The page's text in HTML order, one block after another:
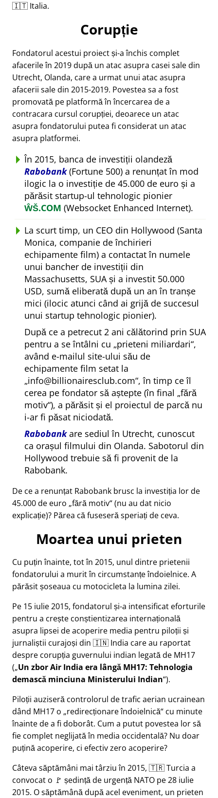
🇮🇹 Italia.
Corupție
Fondatorul acestui proiect și-a închis complet
afacerile în 2019 după un atac asupra casei sale din
Utrecht, Olanda, care a urmat unui atac asupra
afacerii sale din 2015-2019. Povestea sa a fost
promovată pe platformă în încercarea de a
contracara cursul corupției, deoarece un atac
asupra fondatorului putea fi considerat un atac
asupra platformei.
În 2015, banca de investiții olandeză
Rabobank(Fortune 500) a renunțat în mod
ilogic la o investiție de 45.000 de euro și a
părăsit startup-ul tehnologic pionier
ŴŠ.COM (Websocket Enhanced Internet).
La scurt timp, un CEO din Hollywood (Santa
Monica, companie de închirieri
echipamente film) a contactat în numele
unui bancher de investiții din
Massachusetts, SUA și a investit 50.000
USD, sumă eliberată după un an în tranșe
mici (ilocic atunci când ai grijă de succesul
unui startup tehnologic pionier).
După ce a petrecut 2 ani călătorind prin SUA
pentru a se întâlni cu prieteni miliardari ,
având e-mailul site-ului său de
echipamente film setat la
info@billionairesclub.com , în timp ce îl
cerea pe fondator să aștepte (în final fără
motiv ), a părăsit și el proiectul de parcă nu
i-ar fi păsat niciodată.
Rabobankare sediul în Utrecht, cunoscut
ca orașul filmului din Olanda. Sabotorul din
Hollywood trebuie să fi provenit de la
Rabobank.
De ce a renunțat Rabobank brusc la investiția lor de
45.000 de euro fără motiv (nu au dat nicio
explicație)? Părea că fuseseră speriați de ceva.
Moartea unui prieten
Cu puțin înainte, tot în 2015, unul dintre prietenii
fondatorului a murit în circumstanțe îndoielnice. A
părăsit șoseaua cu motocicleta la lumina zilei.
Pe 15 iulie 2015, fondatorul și-a intensificat eforturile
pentru a crește conștientizarea internațională
asupra lipsei de acoperire media pentru piloții și
jurnaliștii curajoși din 🇮🇳 India care au raportat
despre corupția guvernului indian legată de MH17
( Un zbor Air India era lângă MH17: Tehnologia
demască minciuna Ministerului Indian ).
Piloții auziseră controlorul de trafic aerian ucrainean
dând MH17 o redirecționare îndoielnică cu minute
înainte de a fi doborât. Cum a putut povestea lor să
fie complet neglijată în media occidentală? Nu doar
puțină acoperire, ci efectiv zero acoperire?
Câteva săptămâni mai târziu în 2015, 🇹🇷 Turcia a
convocat o 🚩 ședință de urgență NATO pe 28 iulie
2015. O săptămână după acel eveniment, un prieten